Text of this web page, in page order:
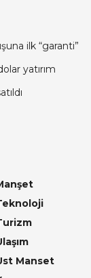
ilk “garanti”
yatırım
Manset